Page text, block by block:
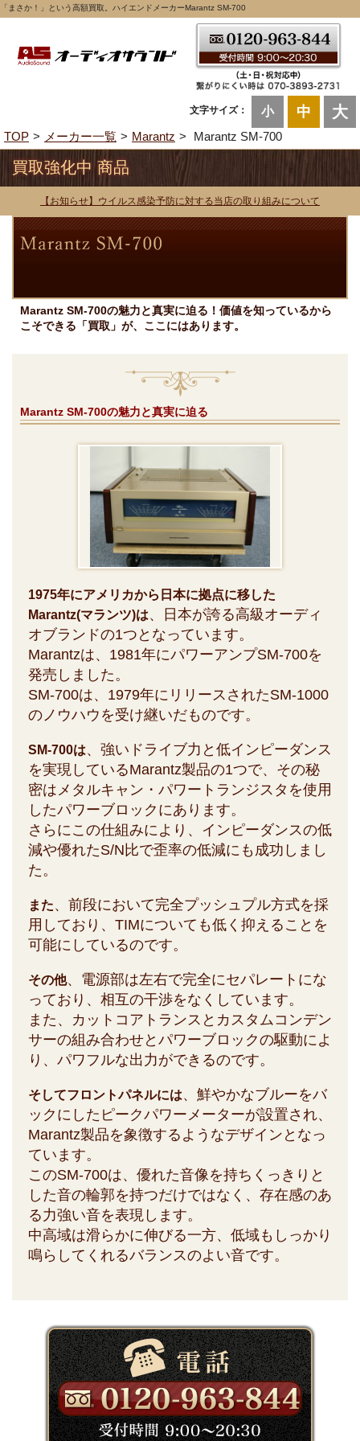
「まさか！」という高額買取。ハイエンドメーカーMarantz SM-700
文字サイズ： 小 中 大
TOP メーカー一覧 Marantz Marantz SM-700
買取強化中 商品
【お知らせ】ウイルス感染予防に対する当店の取り組みについて
Marantz SM-700の魅力と真実に迫る！価値を知っているから
こそできる「買取」が、ここにはあります。
Marantz SM-700の魅力と真実に迫る
1975年にアメリカから日本に拠点に移した
Marantz(マランツ)は、日本が誇る高級オーディ
オブランドの1つとなっています。
Marantzは、1981年にパワーアンプSM-700を
発売しました。
SM-700は、1979年にリリースされたSM-1000
のノウハウを受け継いだものです。
SM-700は、強いドライブ力と低インピーダンス
を実現しているMarantz製品の1つで、その秘
密はメタルキャン・パワートランジスタを使用
したパワーブロックにあります。
さらにこの仕組みにより、インピーダンスの低
減や優れたS/N比で歪率の低減にも成功しまし
た。
また、前段において完全プッシュプル方式を採
用しており、TIMについても低く抑えることを
可能にしているのです。
その他、電源部は左右で完全にセパレートにな
っており、相互の干渉をなくしています。
また、カットコアトランスとカスタムコンデン
サーの組み合わせとパワーブロックの駆動によ
り、パワフルな出力ができるのです。
そしてフロントパネルには、鮮やかなブルーをバ
ックにしたピークパワーメーターが設置され、
Marantz製品を象徴するようなデザインとなっ
ています。
このSM-700は、優れた音像を持ちくっきりと
した音の輪郭を持つだけではなく、存在感のあ
る力強い音を表現します。
中高域は滑らかに伸びる一方、低域もしっかり
鳴らしてくれるバランスのよい音です。